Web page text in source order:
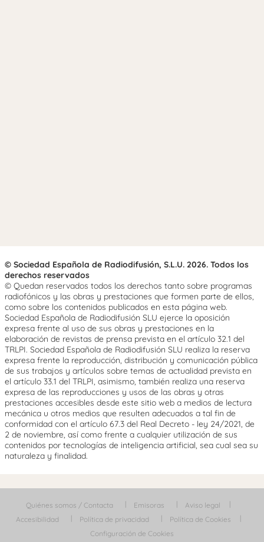
© Sociedad Española de Radiodifusión, S.L.U. 2026. Todos los
derechos reservados
© Quedan reservados todos los derechos tanto sobre programas
radiofónicos y las obras y prestaciones que formen parte de ellos,
como sobre los contenidos publicados en esta página web.
Sociedad Española de Radiodifusión SLU ejerce la oposición
expresa frente al uso de sus obras y prestaciones en la
elaboración de revistas de prensa prevista en el artículo 32.1 del
TRLPI. Sociedad Española de Radiodifusión SLU realiza la reserva
expresa frente la reproducción, distribución y comunicación pública
de sus trabajos y artículos sobre temas de actualidad prevista en
el artículo 33.1 del TRLPI, asimismo, también realiza una reserva
expresa de las reproducciones y usos de las obras y otras
prestaciones accesibles desde este sitio web a medios de lectura
mecánica u otros medios que resulten adecuados a tal fin de
conformidad con el artículo 67.3 del Real Decreto - ley 24/2021, de
2 de noviembre, así como frente a cualquier utilización de sus
contenidos por tecnologías de inteligencia artificial, sea cual sea su
naturaleza y finalidad.
Quiénes somos / Contacta Emisoras
Aviso legal
Accesibilidad
Política de privacidad
Política de Cookies
Configuración de Cookies